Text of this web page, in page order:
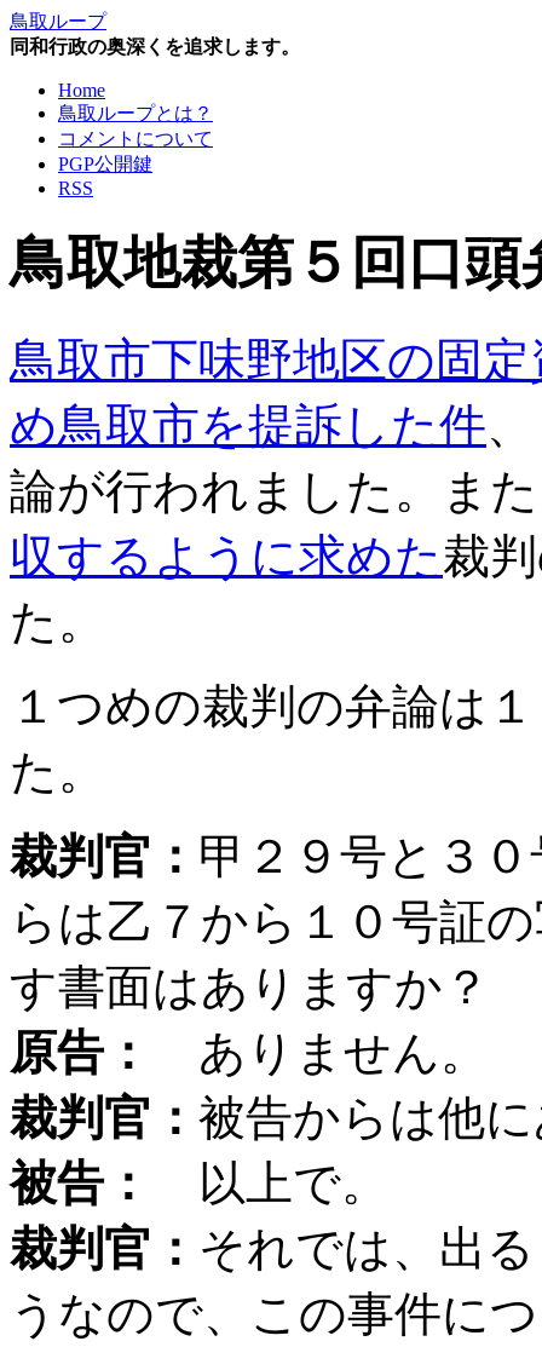
鳥取ループ
同和行政の奥深くを追求します。
Home
鳥取ループとは？
コメントについて
PGP公開鍵
RSS
鳥取地裁第５回口頭
鳥取市下味野地区の固
め鳥取市を提訴した件
論が行われました。ま
収するように求めた裁
た。
１つめの裁判の弁論は
た。
裁判官： 甲２９号と３
らは乙７から１０号証
す書面はありますか？
原告： ありません。
裁判官： 被告からは他
被告： 以上で。
裁判官： それでは、出
うなので、この事件に